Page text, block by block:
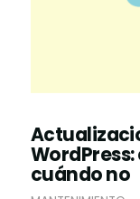
cuándo no